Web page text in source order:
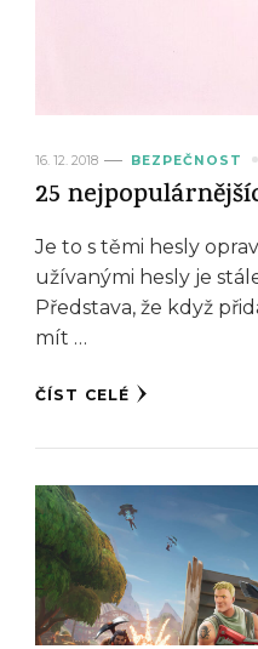
16. 12. 2018 BEZPEČNOST
25
Je to s těmi hesly
užívanými hesly je
Představa, že když
mít …
ČÍST CELÉ